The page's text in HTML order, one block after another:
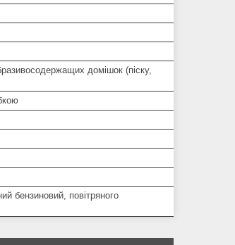
домішок (піску,
бензиновий, повітряного